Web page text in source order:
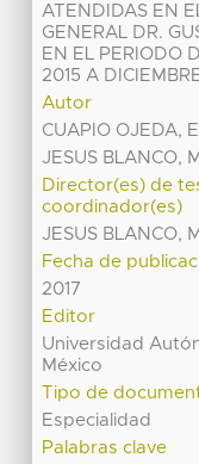
ATENDIDAS EN
GENERAL DR.
EN EL PERIODO
2015 A
Autor
CUAPIO OJEDA,
JESUS BLANCO,
Director(es) de
coordinador(es)
JESUS BLANCO,
Fecha de
2017
Editor
Universidad
México
Tipo de
Especialidad
Palabras clave